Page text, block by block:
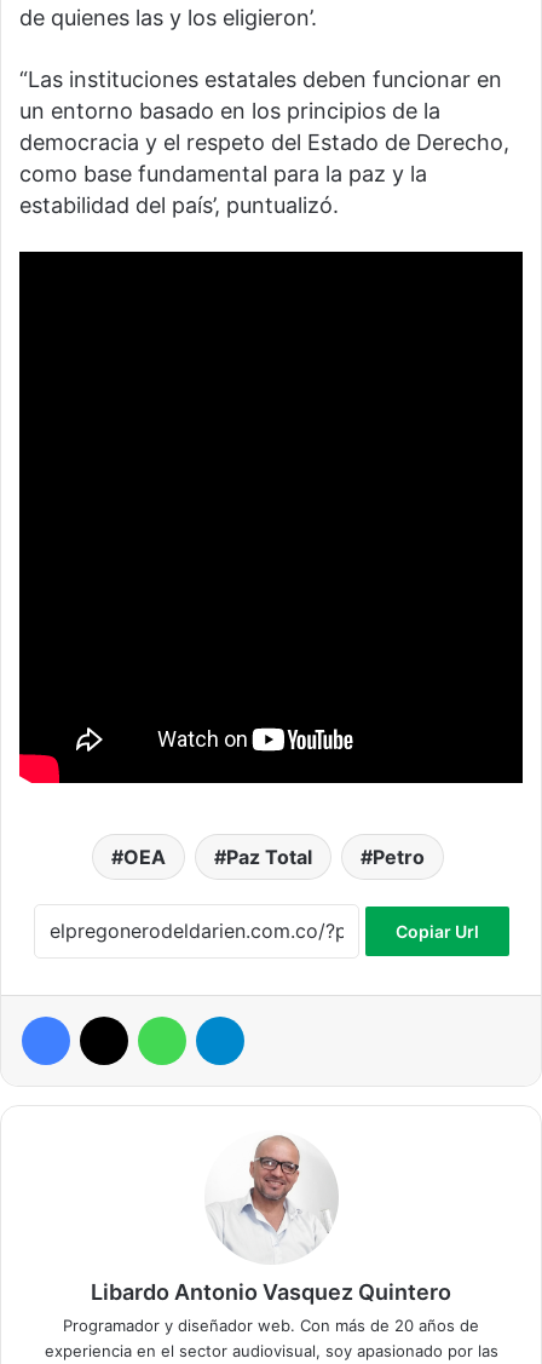
de quienes las y los eligieron’.
“Las instituciones estatales deben funcionar en
un entorno basado en los principios de la
democracia y el respeto del Estado de Derecho,
como base fundamental para la paz y la
estabilidad del país’, puntualizó.
OEA Paz Total Petro
Copiar Url
Facebook WhatsApp
Libardo Antonio Vasquez Quintero
Programador y diseñador web. Con más de 20 años de
experiencia en el sector audiovisual, soy apasionado por las